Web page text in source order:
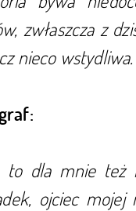
zwłaszcza z
nieco wstydliwa.
to dla mnie też
ojciec mojej